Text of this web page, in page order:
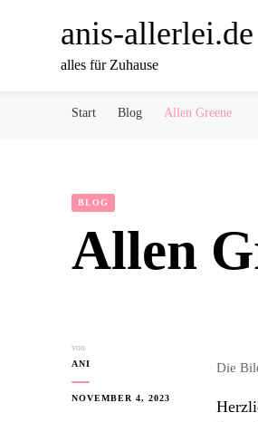
anis-allerlei.de
alles für Zuhause
Start Blog Allen Greene
BLOG
Allen
von
ANI
NOVEMBER 4, 2023
Die